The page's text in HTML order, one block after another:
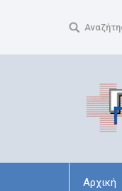
Search:
Αρχική